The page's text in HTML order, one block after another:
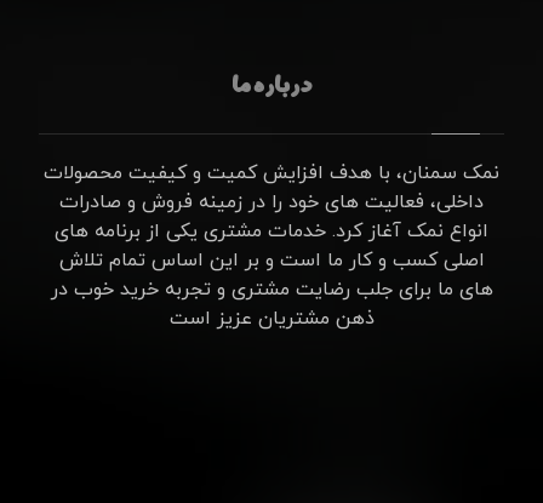
درباره ما
نمک سمنان، با هدف افزایش کمیت و کیفیت محصولات
داخلی، فعالیت های خود را در زمینه فروش و صادرات
انواع نمک آغاز کرد. خدمات مشتری یکی از برنامه های
اصلی کسب و کار ما است و بر این اساس تمام تلاش
های ما برای جلب رضایت مشتری و تجربه خرید خوب در
ذهن مشتریان عزیز است